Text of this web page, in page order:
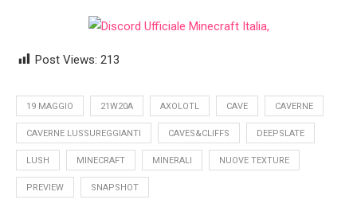
Post Views: 213
19 MAGGIO 21W20A AXOLOTL CAVE CAVERNE
CAVERNE LUSSUREGGIANTI CAVES&CLIFFS DEEPSLATE
LUSH MINECRAFT MINERALI NUOVE TEXTURE
PREVIEW SNAPSHOT